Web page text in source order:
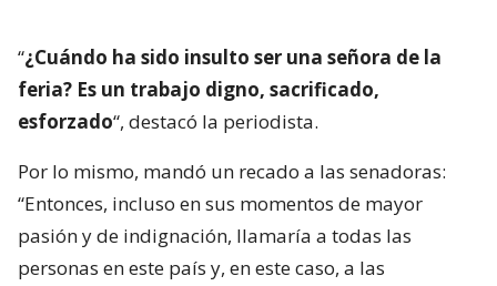
“¿Cuándo ha sido insulto ser una señora de la
feria? Es un trabajo digno, sacrificado,
esforzado“, destacó la periodista.
Por lo mismo, mandó un recado a las senadoras:
“Entonces, incluso en sus momentos de mayor
pasión y de indignación, llamaría a todas las
personas en este país y, en este caso, a las